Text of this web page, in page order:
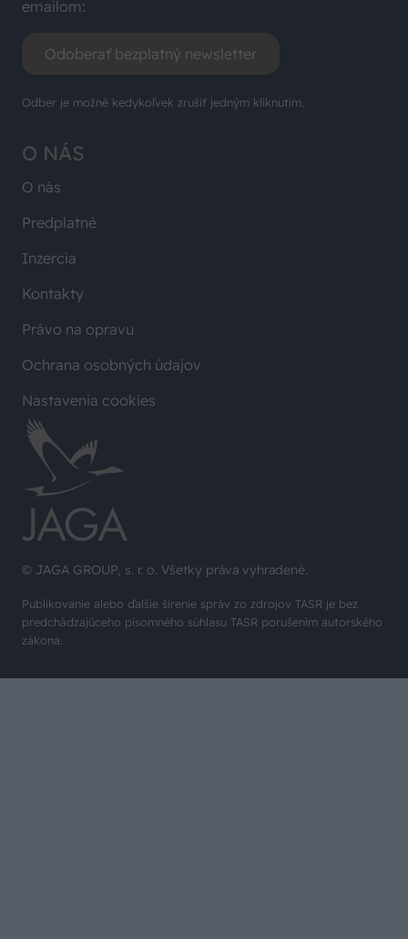
© JAGA GROUP, s. r. o. Všetky práva vyhradené.
Publikovanie alebo ďalšie šírenie správ zo zdrojov TASR je bez
predchádzajúceho písomného súhlasu TASR porušením autorského
zákona.
O NÁS
O nás
Predplatné
Inzercia
Kontakty
Právo na opravu
Ochrana osobných údajov
Nastavenia cookies
emailom:
Odoberať bezplatný newsletter
Odber je možné kedykoľvek zrušiť jedným kliknutím.